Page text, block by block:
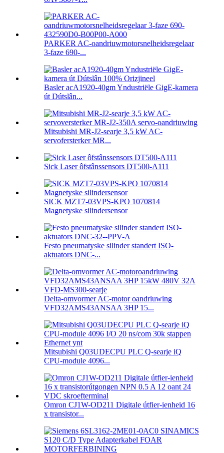
PARKER AC-oandriuwmotorsnelheidsregelaar
3-faze 690-...
Basler acA1920-40gm Yndustriële GigE-kamera
út Dútslân...
Mitsubishi MR-J2-searje 3,5 kW AC-
servofersterker MR...
Sick Laser ôfstânssensors DT500-A111
SICK MZT7-03VPS-KPO 1070814
Magnetyske silindersensor
Festo pneumatyske silinder standert ISO-
aktuators DNC-...
Delta-omvormer AC-motor oandriuwing
VFD32AMS43ANSAA 3HP 15...
Mitsubishi Q03UDECPU PLC Q-searje iQ
CPU-module 4096...
Omron CJ1W-OD211 Digitale útfier-ienheid 16
x transistor...